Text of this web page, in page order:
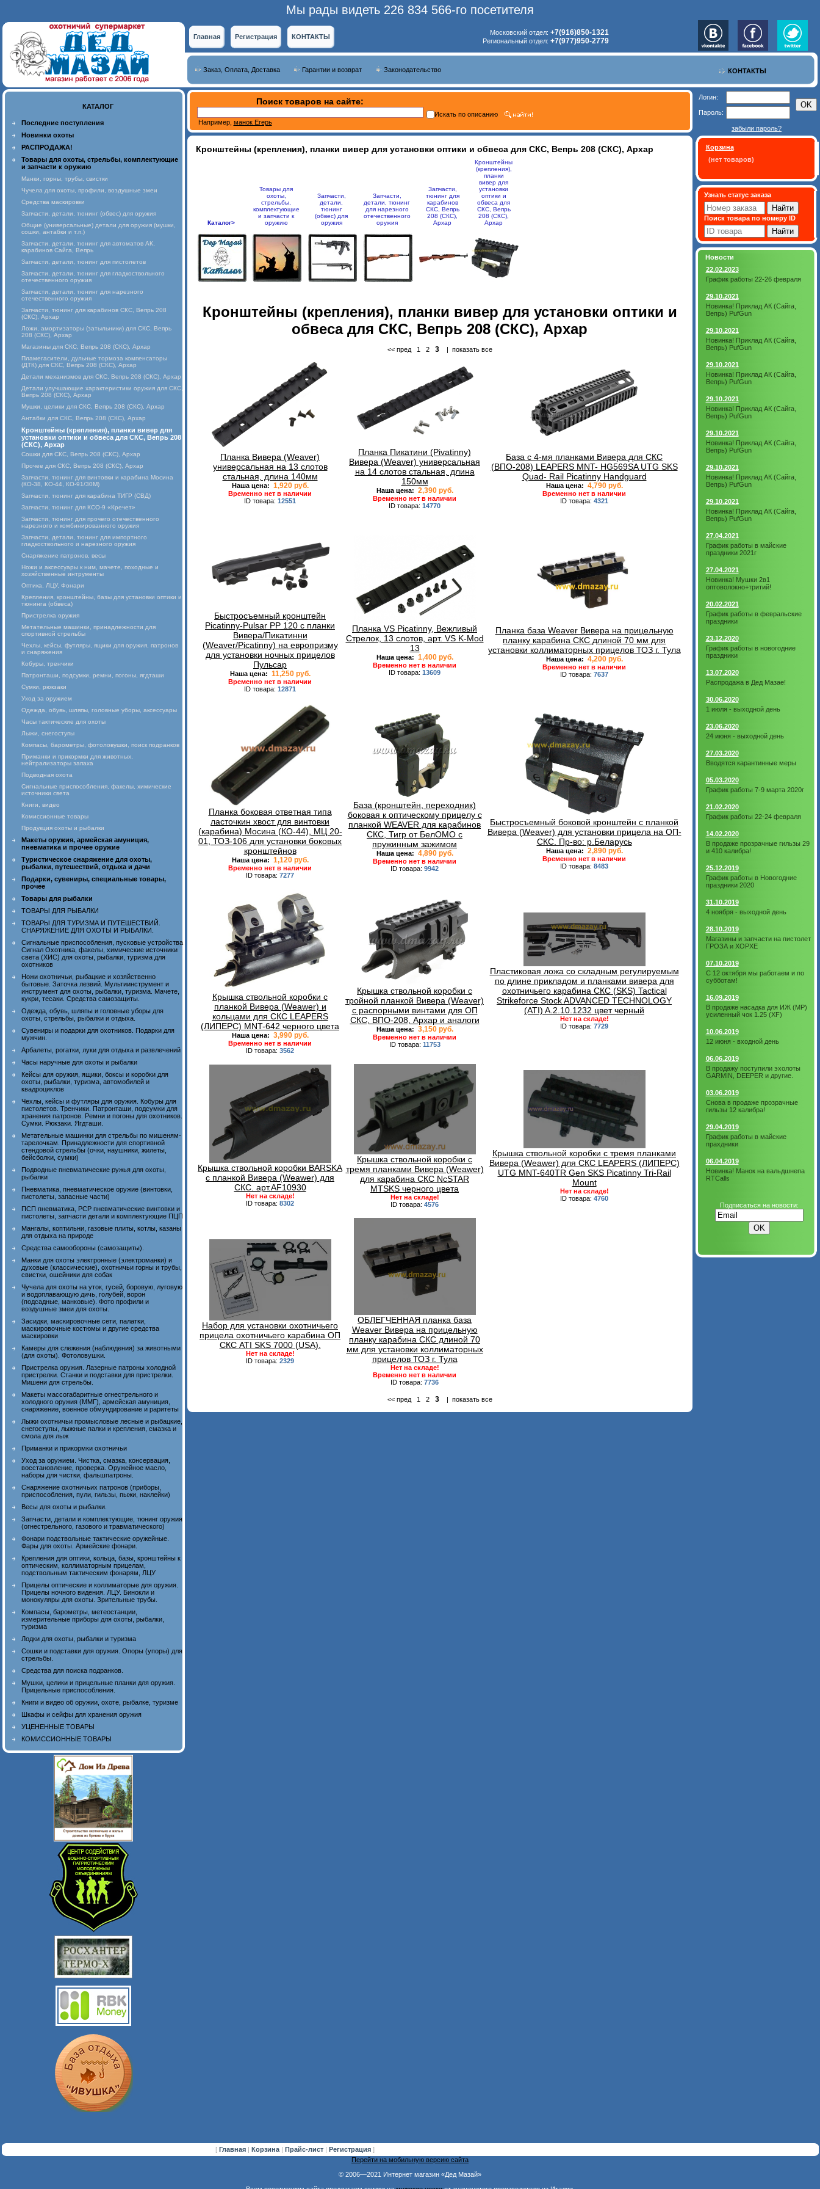
Мы рады видеть 226 834 566-го посетителя
Главная Регистрация КОНТАКТЫ
Московский отдел: +7(916)850-1321
Региональный отдел: +7(977)950-2779
КОНТАКТЫ
Заказ, Оплата, Доставка Гарантии и возврат Законодательство
КАТАЛОГ
Последние поступления
Новинки охоты
РАСПРОДАЖА!
Товары для охоты, стрельбы, комплектующие
и запчасти к оружию
Манки, горны, трубы, свистки
Чучела для охоты, профили, воздушные змеи
Средства маскировки
Запчасти, детали, тюнинг (обвес) для оружия
Общие (универсальные) детали для оружия (мушки,
сошки, антабки и т.п.)
Запчасти, детали, тюнинг для автоматов АК,
карабинов Сайга, Вепрь
Запчасти, детали, тюнинг для пистолетов
Запчасти, детали, тюнинг для гладкоствольного
отечественного оружия
Запчасти, детали, тюнинг для нарезного
отечественного оружия
Запчасти, тюнинг для карабинов СКС, Вепрь 208
(СКС), Архар
Ложи, амортизаторы (затыльники) для СКС, Вепрь
208 (СКС), Архар
Магазины для СКС, Вепрь 208 (СКС), Архар
Пламегасители, дульные тормоза компенсаторы
(ДТК) для СКС, Вепрь 208 (СКС), Архар
Детали механизмов для СКС, Вепрь 208 (СКС), Архар
Детали улучшающие характеристики оружия для СКС,
Вепрь 208 (СКС), Архар
Мушки, целики для СКС, Вепрь 208 (СКС), Архар
Антабки для СКС, Вепрь 208 (СКС), Архар
Кронштейны (крепления), планки вивер для
установки оптики и обвеса для СКС, Вепрь 208
(СКС), Архар
Сошки для СКС, Вепрь 208 (СКС), Архар
Прочее для СКС, Вепрь 208 (СКС), Архар
Запчасти, тюнинг для винтовки и карабина Мосина
(КО-38, КО-44, КО-91/30М)
Запчасти, тюнинг для карабина ТИГР (СВД)
Запчасти, тюнинг для КСО-9 «Кречет»
Запчасти, тюнинг для прочего отечественного
нарезного и комбинированного оружия
Запчасти, детали, тюнинг для импортного
гладкоствольного и нарезного оружия
Снаряжение патронов, весы
Ножи и аксессуары к ним, мачете, походные и
хозяйственные интрументы
Оптика, ЛЦУ, Фонари
Крепления, кронштейны, базы для установки оптики и
тюнинга (обвеса)
Пристрелка оружия
Метательные машинки, принадлежности для
спортивной стрельбы
Чехлы, кейсы, футляры, ящики для оружия, патронов
и снаряжения
Кобуры, тренчики
Патронташи, подсумки, ремни, погоны, ягдташи
Сумки, рюкзаки
Уход за оружием
Одежда, обувь, шляпы, головные уборы, аксессуары
Часы тактические для охоты
Лыжи, снегоступы
Компасы, барометры, фотоловушки, поиск подранков
Приманки и прикормки для животных,
нейтрализаторы запаха
Подводная охота
Сигнальные приспособления, факелы, химические
источники света
Книги, видео
Комиссионные товары
Продукция охоты и рыбалки
Макеты оружия, армейская амуниция,
пневматика и прочее оружие
Туристическое снаряжение для охоты,
рыбалки, путешествий, отдыха и дачи
Подарки, сувениры, специальные товары,
прочее
Товары для рыбалки
ТОВАРЫ ДЛЯ РЫБАЛКИ
ТОВАРЫ ДЛЯ ТУРИЗМА И ПУТЕШЕСТВИЙ.
СНАРЯЖЕНИЕ ДЛЯ ОХОТЫ И РЫБАЛКИ.
Сигнальные приспособления, пусковые устройства
Сигнал Охотника, факелы, химические источники
света (ХИС) для охоты, рыбалки, туризма для
охотников
Ножи охотничьи, рыбацкие и хозяйственно
бытовые. Заточка лезвий. Мультиинструмент и
инструмент для охоты, рыбалки, туризма. Мачете,
кукри, тесаки. Средства самозащиты.
Одежда, обувь, шляпы и головные уборы для
охоты, стрельбы, рыбалки и отдыха.
Сувениры и подарки для охотников. Подарки для
мужчин.
Арбалеты, рогатки, луки для отдыха и развлечений
Часы наручные для охоты и рыбалки
Кейсы для оружия, ящики, боксы и коробки для
охоты, рыбалки, туризма, автомобилей и
квадроциклов
Чехлы, кейсы и футляры для оружия. Кобуры для
пистолетов. Тренчики. Патронташи, подсумки для
хранения патронов. Ремни и погоны для охотников.
Сумки. Рюкзаки. Ягдташи.
Метательные машинки для стрельбы по мишеням-
тарелочкам. Принадлежности для спортивной
стендовой стрельбы (очки, наушники, жилеты,
бейсболки, сумки)
Подводные пневматические ружья для охоты,
рыбалки
Пневматика, пневматическое оружие (винтовки,
пистолеты, запасные части)
ПСП пневматика, PCP пневматические винтовки и
пистолеты, запчасти детали и комплектующие ПЦП
Мангалы, коптильни, газовые плиты, котлы, казаны
для отдыха на природе
Средства самообороны (самозащиты).
Манки для охоты электронные (электроманки) и
духовые (классические), охотничьи горны и трубы,
свистки, ошейники для собак
Чучела для охоты на уток, гусей, боровую, луговую
и водоплавающую дичь, голубей, ворон
(подсадные, манковые). Фото профили и
воздушные змеи для охоты.
Засидки, маскировочные сети, палатки,
маскировочные костюмы и другие средства
маскировки
Камеры для слежения (наблюдения) за животными
(для охоты). Фотоловушки.
Пристрелка оружия. Лазерные патроны холодной
пристрелки. Станки и подставки для пристрелки.
Мишени для стрельбы.
Макеты массогабаритные огнестрельного и
холодного оружия (ММГ), армейская амуниция,
снаряжение, военное обмундирование и раритеты
Лыжи охотничьи промысловые лесные и рыбацкие,
снегоступы, лыжные палки и крепления, смазка и
смола для лыж
Приманки и прикормки охотничьи
Уход за оружием. Чистка, смазка, консервация,
восстановление, проверка. Оружейное масло,
наборы для чистки, фальшпатроны.
Снаряжение охотничьих патронов (приборы,
приспособления, пули, гильзы, пыжи, наклейки)
Весы для охоты и рыбалки.
Запчасти, детали и комплектующие, тюнинг оружия
(огнестрельного, газового и травматического)
Фонари подствольные тактические оружейные.
Фары для охоты. Армейские фонари.
Крепления для оптики, кольца, базы, кронштейны к
оптическим, коллиматорным прицелам,
подствольным тактическим фонарям, ЛЦУ
Прицелы оптические и коллиматорые для оружия.
Прицелы ночного видения. ЛЦУ. Бинокли и
монокуляры для охоты. Зрительные трубы.
Компасы, барометры, метеостанции,
измерительные приборы для охоты, рыбалки,
туризма
Лодки для охоты, рыбалки и туризма
Сошки и подставки для оружия. Опоры (упоры) для
стрельбы.
Средства для поиска подранков.
Мушки, целики и прицельные планки для оружия.
Прицельные приспособления.
Книги и видео об оружии, охоте, рыбалке, туризме
Шкафы и сейфы для хранения оружия
УЦЕНЕННЫЕ ТОВАРЫ
КОМИССИОННЫЕ ТОВАРЫ
Поиск товаров на сайте:
Например, манок Егерь
Искать по описанию
Кронштейны (крепления), планки вивер для установки оптики и обвеса для СКС, Вепрь 208 (СКС), Архар
Каталог>
Товары для
охоты,
стрельбы,
комплектующие
и запчасти к
оружию
Запчасти,
детали,
тюнинг
(обвес) для
оружия
Запчасти,
детали, тюнинг
для нарезного
отечественного
оружия
Запчасти,
тюнинг для
карабинов
СКС, Вепрь
208 (СКС),
Архар
Кронштейны
(крепления),
планки
вивер для
установки
оптики и
обвеса для
СКС, Вепрь
208 (СКС),
Архар
Кронштейны (крепления), планки вивер для установки оптики и
обвеса для СКС, Вепрь 208 (СКС), Архар
<< пред 1 2 3| показать все
Планка Вивера (Weaver)
универсальная на 13 слотов
стальная, длина 140мм
Наша цена: 1,920 руб.
Временно нет в наличии
ID товара: 12551
Планка Пикатини (Pivatinny)
Вивера (Weaver) универсальная
на 14 слотов стальная, длина
150мм
Наша цена: 2,390 руб.
Временно нет в наличии
ID товара: 14770
База с 4-мя планками Вивера для СКС
(ВПО-208) LEAPERS MNT- HG569SA UTG SKS
Quad- Rail Picatinny Handguard
Наша цена: 4,790 руб.
Временно нет в наличии
ID товара: 4321
Быстросъемный кронштейн
Picatinny-Pulsar PP 120 с планки
Вивера/Пикатинни
(Weaver/Picatinny) на европризму
для установки ночных прицелов
Пульсар
Наша цена: 11,250 руб.
Временно нет в наличии
ID товара: 12871
Планка VS Picatinny, Вежливый
Стрелок, 13 слотов, арт. VS K-Mod
13
Наша цена: 1,400 руб.
Временно нет в наличии
ID товара: 13609
Планка база Weaver Вивера на прицельную
планку карабина СКС длиной 70 мм для
установки коллиматорных прицелов ТОЗ г. Тула
Наша цена: 4,200 руб.
Временно нет в наличии
ID товара: 7637
Планка боковая ответная типа
ласточкин хвост для винтовки
(карабина) Мосина (КО-44), МЦ 20-
01, ТОЗ-106 для установки боковых
кронштейнов
Наша цена: 1,120 руб.
Временно нет в наличии
ID товара: 7277
База (кронштейн, переходник)
боковая к оптическому прицелу с
планкой WEAVER для карабинов
СКС, Тигр от БелОМО с
пружинным зажимом
Наша цена: 4,890 руб.
Временно нет в наличии
ID товара: 9942
Быстросъемный боковой кронштейн с планкой
Вивера (Weaver) для установки прицела на ОП-
СКС. Пр-во: р.Беларусь
Наша цена: 2,890 руб.
Временно нет в наличии
ID товара: 8483
Крышка ствольной коробки с
планкой Вивера (Weawer) и
кольцами для СКС LEAPERS
(ЛИПЕРС) MNT-642 черного цвета
Наша цена: 3,990 руб.
Временно нет в наличии
ID товара: 3562
Крышка ствольной коробки с
тройной планкой Вивера (Weaver)
с распорными винтами для ОП
СКС, ВПО-208, Архар и аналоги
Наша цена: 3,150 руб.
Временно нет в наличии
ID товара: 11753
Пластиковая ложа со складным регулируемым
по длине прикладом и планками вивера для
охотничьего карабина СКС (SKS) Tactical
Strikeforce Stock ADVANCED TECHNOLOGY
(ATI) A.2.10.1232 цвет черный
Нет на складе!
ID товара: 7729
Крышка ствольной коробки BARSKA
с планкой Вивера (Weawer) для
СКС. арт.AF10930
Нет на складе!
ID товара: 8302
Крышка ствольной коробки с
тремя планками Вивера (Weawer)
для карабина СКС NcSTAR
MTSKS черного цвета
Нет на складе!
ID товара: 4576
Крышка ствольной коробки с тремя планками
Вивера (Weawer) для СКС LEAPERS (ЛИПЕРС)
UTG MNT-640TR Gen SKS Picatinny Tri-Rail
Mount
Нет на складе!
ID товара: 4760
Набор для установки охотничьего
прицела охотничьего карабина ОП
СКС ATI SKS 7000 (USA).
Нет на складе!
ID товара: 2329
ОБЛЕГЧЕННАЯ планка база
Weaver Вивера на прицельную
планку карабина СКС длиной 70
мм для установки коллиматорных
прицелов ТОЗ г. Тула
Нет на складе!
Временно нет в наличии
ID товара: 7736
<< пред 1 2 3| показать все
Логин:
Пароль:
забыли пароль?
Корзина
(нет товаров)
Узнать статус заказа
Поиск товара по номеру ID
Новости
22.02.2023
График работы 22-26 февраля
29.10.2021
Новинка! Приклад АК (Сайга,
Вепрь) PufGun
29.10.2021
Новинка! Приклад АК (Сайга,
Вепрь) PufGun
29.10.2021
Новинка! Приклад АК (Сайга,
Вепрь) PufGun
29.10.2021
Новинка! Приклад АК (Сайга,
Вепрь) PufGun
29.10.2021
Новинка! Приклад АК (Сайга,
Вепрь) PufGun
29.10.2021
Новинка! Приклад АК (Сайга,
Вепрь) PufGun
29.10.2021
Новинка! Приклад АК (Сайга,
Вепрь) PufGun
27.04.2021
График работы в майские
праздники 2021г
27.04.2021
Новинка! Мушки 2в1
оптоволокно+тритий!
20.02.2021
График работы в февральские
праздники
23.12.2020
График работы в новогодние
праздники
13.07.2020
Распродажа в Дед Мазае!
30.06.2020
1 июля - выходной день
23.06.2020
24 июня - выходной день
27.03.2020
Вводятся карантинные меры
05.03.2020
График работы 7-9 марта 2020г
21.02.2020
График работы 22-24 февраля
14.02.2020
В продаже прозрачные гильзы 29
и 410 калибра!
25.12.2019
График работы в Новогодние
праздники 2020
31.10.2019
4 ноября - выходной день
28.10.2019
Магазины и запчасти на пистолет
ГРОЗА и ХОРХЕ
07.10.2019
С 12 октября мы работаем и по
субботам!
16.09.2019
В продаже насадка для ИЖ (МР)
усиленный чок 1.25 (XF)
10.06.2019
12 июня - входной день
06.06.2019
В продажу поступили эхолоты
GARMIN, DEEPER и другие.
03.06.2019
Снова в продаже прозрачные
гильзы 12 калибра!
29.04.2019
График работы в майские
прахдники
06.04.2019
Новинка! Манок на вальдшнепа
RTCalls
Подписаться на новости:
[ Главная | Корзина | Прайс-лист | Регистрация ]
Перейти на мобильную версию сайта
© 2006—2021 Интернет магазин «Дед Мазай»